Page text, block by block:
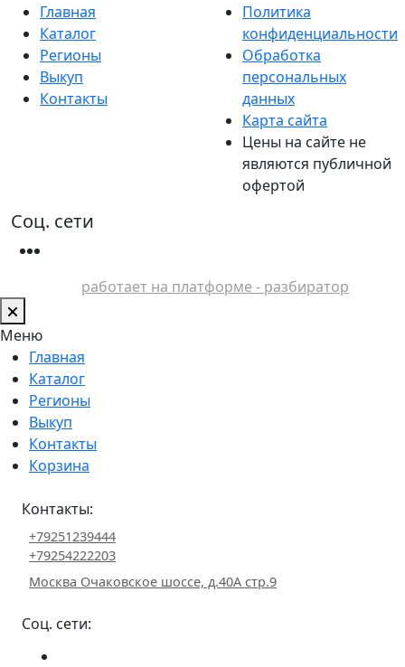
Главная
Каталог
Регионы
Выкуп
Контакты
Политика
конфиденциальности
Обработка
персональных
данных
Карта сайта
Цены на сайте не
являются публичной
офертой
Соц. сети
работает на платформе - разбиратор
Меню
Главная
Каталог
Регионы
Выкуп
Контакты
Корзина
Контакты:
+79251239444
+79254222203
Москва Очаковское шоссе, д.40А стр.9
Соц. сети: